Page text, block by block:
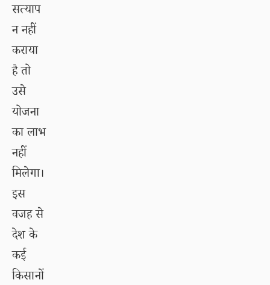
सत्याप
न नहीं
कराया
है तो
उसे
योजना
का लाभ
नहीं
मिलेगा।
इस
वजह से
देश के
कई
किसानों